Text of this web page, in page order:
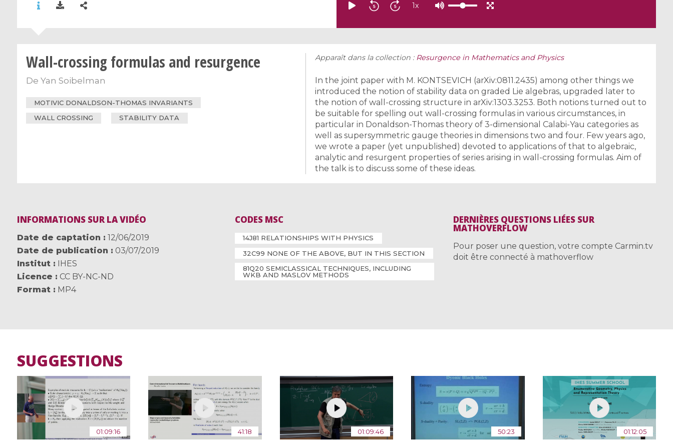
1x
Wall-crossing formulas and resurgence
De Yan Soibelman
MOTIVIC DONALDSON-THOMAS INVARIANTS
WALL CROSSING
STABILITY DATA
Apparaît dans la collection : Resurgence in Mathematics and Physics
In the joint paper with M. KONTSEVICH (arXiv:0811.2435) among other things we
introduced the notion of stability data on graded Lie algebras, upgraded later to
the notion of wall-crossing structure in arXiv:1303.3253. Both notions turned out to
be suitable for spelling out wall-crossing formulas in various circumstances, in
particular in Donaldson-Thomas theory of 3-dimensional Calabi-Yau categories as
well as supersymmetric gauge theories in dimensions two and four. Few years ago,
we wrote a paper (yet unpublished) devoted to applications of that to algebraic,
analytic and resurgent properties of series arising in wall-crossing formulas. Aim of
the talk is to discuss some of these ideas.
INFORMATIONS SUR LA VIDÉO
Date de captation
12/06/2019
Date de publication
03/07/2019
Institut
IHES
Licence
CC BY-NC-ND
Format
MP4
CODES MSC
14J81 RELATIONSHIPS WITH PHYSICS
32C99 NONE OF THE ABOVE, BUT IN THIS SECTION
81Q20 SEMICLASSICAL TECHNIQUES, INCLUDING
WKB AND MASLOV METHODS
DERNIÈRES QUESTIONS LIÉES SUR
MATHOVERFLOW
Pour poser une question, votre compte Carmin.tv
doit être connecté à mathoverflow
SUGGESTIONS
01:09:16 41:18 01:09:46 50:23 01:12:05